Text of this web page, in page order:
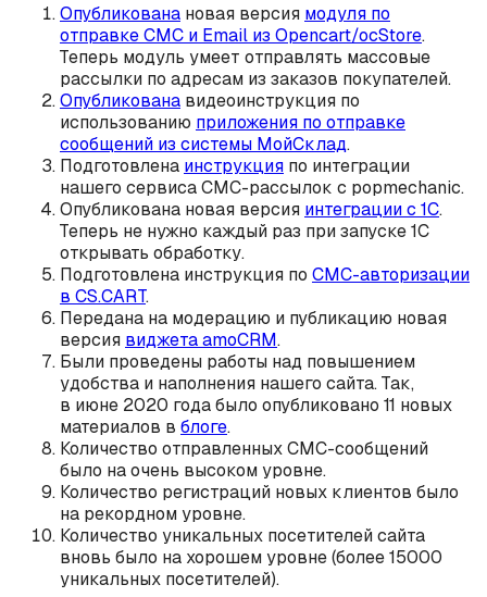
Опубликована новая версия модуля по
отправке СМС и Email из Opencart/ocStore.
Теперь модуль умеет отправлять массовые
рассылки по адресам из заказов покупателей.
Опубликована видеоинструкция по
использованию приложения по отправке
сообщений из системы МойСклад.
Подготовлена инструкция по интеграции
нашего сервиса СМС-рассылок с popmechanic.
Опубликована новая версия интеграции с 1С.
Теперь не нужно каждый раз при запуске 1С
открывать обработку.
Подготовлена инструкция по СМС-авторизации
в CS.CART.
Передана на модерацию и публикацию новая
версия виджета amoCRM.
Были проведены работы над повышением
удобства и наполнения нашего сайта. Так,
в июне 2020 года было опубликовано 11 новых
материалов в блоге.
Количество отправленных СМС-сообщений
было на очень высоком уровне.
Количество регистраций новых клиентов было
на рекордном уровне.
Количество уникальных посетителей сайта
вновь было на хорошем уровне (более 15000
уникальных посетителей).